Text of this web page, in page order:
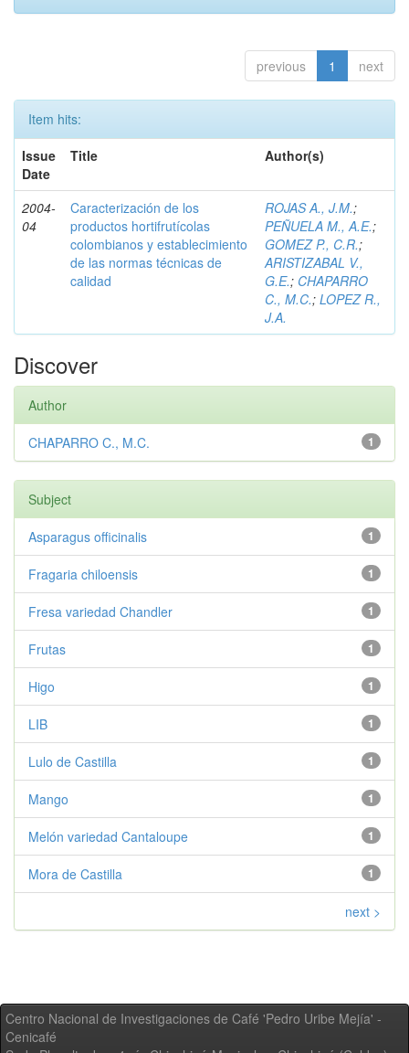
previous 1 next
Item hits:
Issue
Date
Title Author(s)
2004-
04
Caracterización de los
productos hortifrutícolas
colombianos y establecimiento
de las normas técnicas de
calidad
ROJAS A., J.M.;
PEÑUELA M., A.E.;
GOMEZ P., C.R.;
ARISTIZABAL V.,
G.E.; CHAPARRO
C., M.C.; LOPEZ R.,
J.A.
Discover
Author
1
CHAPARRO C., M.C.
Subject
1
Asparagus officinalis
1
Fragaria chiloensis
1
Fresa variedad Chandler
1
Frutas
1
Higo
1
LIB
1
Lulo de Castilla
1
Mango
1
Melón variedad Cantaloupe
1
Mora de Castilla
next >
Centro Nacional de Investigaciones de Café 'Pedro Uribe Mejía' -
Cenicafé